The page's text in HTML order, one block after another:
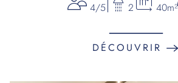
4/5 2 40m²
DÉCOUVRIR